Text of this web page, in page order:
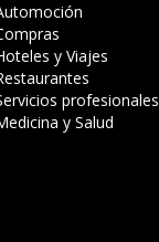
y Viajes
profesionales
y Salud